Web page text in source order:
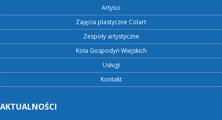
Artyści
Zajęcia plastyczne Colart
Zespoły artystyczne
Koła Gospodyń Wiejskich
Usługi
Kontakt
AKTUALNOŚCI